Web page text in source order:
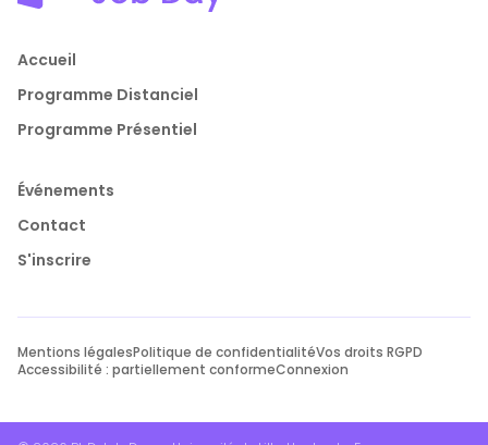
Accueil
Programme Distanciel
Programme Présentiel
Événements
Contact
S'inscrire
Mentions légalesPolitique de confidentialitéVos droits RGPD
Accessibilité : partiellement conformeConnexion